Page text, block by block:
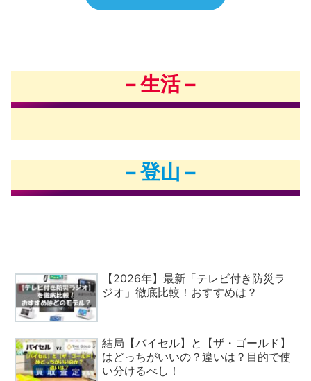
– 生活 –
– 登山 –
【2026年】最新「テレビ付き防災ラ
ジオ」徹底比較！おすすめは？
結局【バイセル】と【ザ・ゴールド】
はどっちがいいの？違いは？目的で使
い分けるべし！